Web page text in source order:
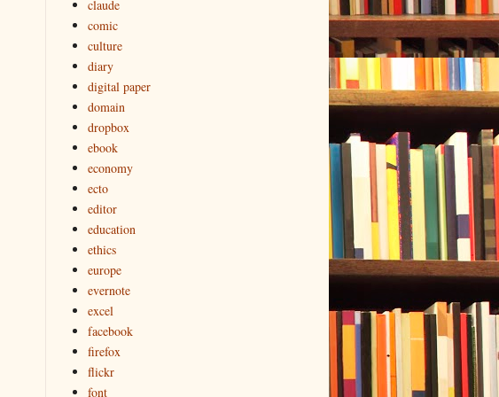
claude
comic
culture
diary
digital paper
domain
dropbox
ebook
economy
ecto
editor
education
ethics
europe
evernote
excel
facebook
firefox
flickr
font